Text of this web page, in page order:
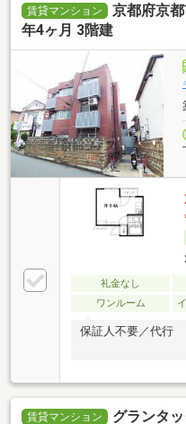
賃貸マンション
京都府京
年4ヶ月 3階建
礼金なし
ワンルーム
保証人不要／代行
賃貸マンション グランタ